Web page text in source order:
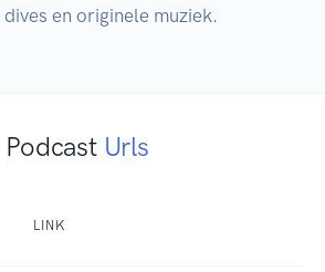
en originele muziek.
Podcast Urls
LINK